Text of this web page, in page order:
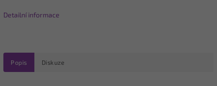
Detailní informace
Popis Diskuze